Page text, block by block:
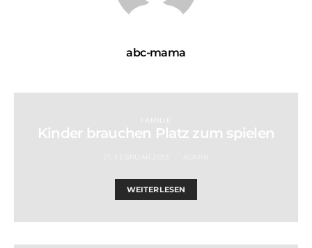
abc-mama
FAMILIE
Kinder brauchen Platz zum spielen
WEITERLESEN